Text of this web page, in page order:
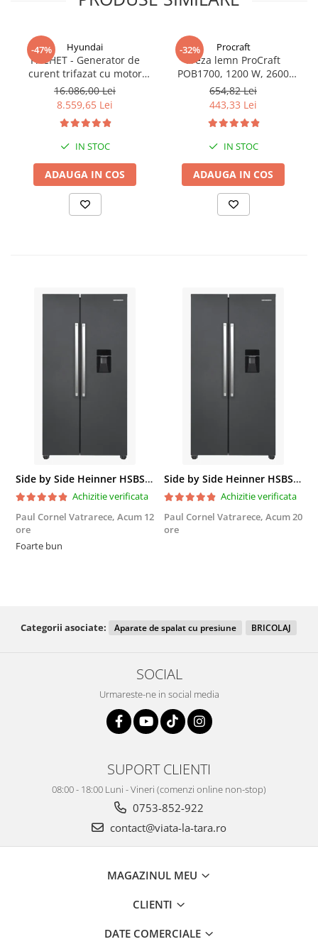
-47% Hyundai
PACHET - Generator de
curent trifazat cu motor
diesel Hyundai DHY8600SE-
T, putere motor 12 CP,
tensiune 380 / 220 V +
Automatizare trifazata
16.086,00 Lei
8.559,65 Lei
IN STOC
ADAUGA IN COS
-32% Procraft
Freza lemn ProCraft
POB1700, 1200 W, 2600
Rpm cu 12 freze pentru
lemn incluse in pachet
654,82 Lei
443,33 Lei
IN STOC
ADAUGA IN COS
Side by Side Heinner HSBS-HM439NFINVDGWDE++, Total No Frost, Compresor Inverter, Dozator Apa, Display Touch LED, 439 L, Clasa E, Gri Antracit Texturat
Achizitie verificata
Paul Cornel Vatrarece, Acum 12
ore
Foarte bun
Side by Side Heinner HSBS-HM439NFINVDGWDE++, Total No Frost, Compresor Inverter, Dozator Apa, Display Touch LED, 439 L, Clasa E, Gri Antracit Texturat
Achizitie verificata
Paul Cornel Vatrarece, Acum 20
ore
Categorii asociate: Aparate de spalat cu presiune BRICOLAJ
SOCIAL
Urmareste-ne in social media
SUPORT CLIENTI
08:00 - 18:00 Luni - Vineri (comenzi online non-stop)
0753-852-922
contact@viata-la-tara.ro
MAGAZINUL MEU
CLIENTI
DATE COMERCIALE